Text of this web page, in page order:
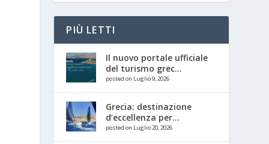
PIÙ LETTI
Il nuovo portale ufficiale
del turismo grec...
posted on Luglio 9, 2026
Grecia: destinazione
d’eccellenza per...
posted on Luglio 20, 2026